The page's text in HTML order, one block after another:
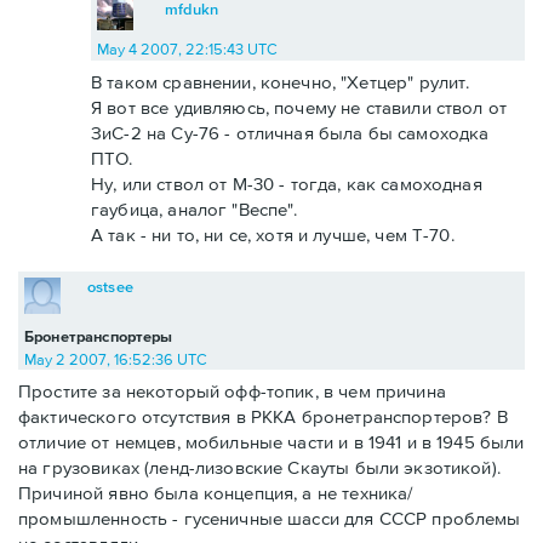
mfdukn
May 4 2007, 22:15:43 UTC
В таком сравнении, конечно, "Хетцер" рулит.
Я вот все удивляюсь, почему не ставили ствол от
ЗиС-2 на Су-76 - отличная была бы самоходка
ПТО.
Ну, или ствол от М-30 - тогда, как самоходная
гаубица, аналог "Веспе".
А так - ни то, ни се, хотя и лучше, чем Т-70.
Бронетранспортеры
ostsee
May 2 2007, 16:52:36 UTC
Простите за некоторый офф-топик, в чем причина
фактического отсутствия в РККА бронетранспортеров? В
отличие от немцев, мобильные части и в 1941 и в 1945 были
на грузовиках (ленд-лизовские Скауты были экзотикой).
Причиной явно была концепция, а не техника/
промышленность - гусеничные шасси для СССР проблемы